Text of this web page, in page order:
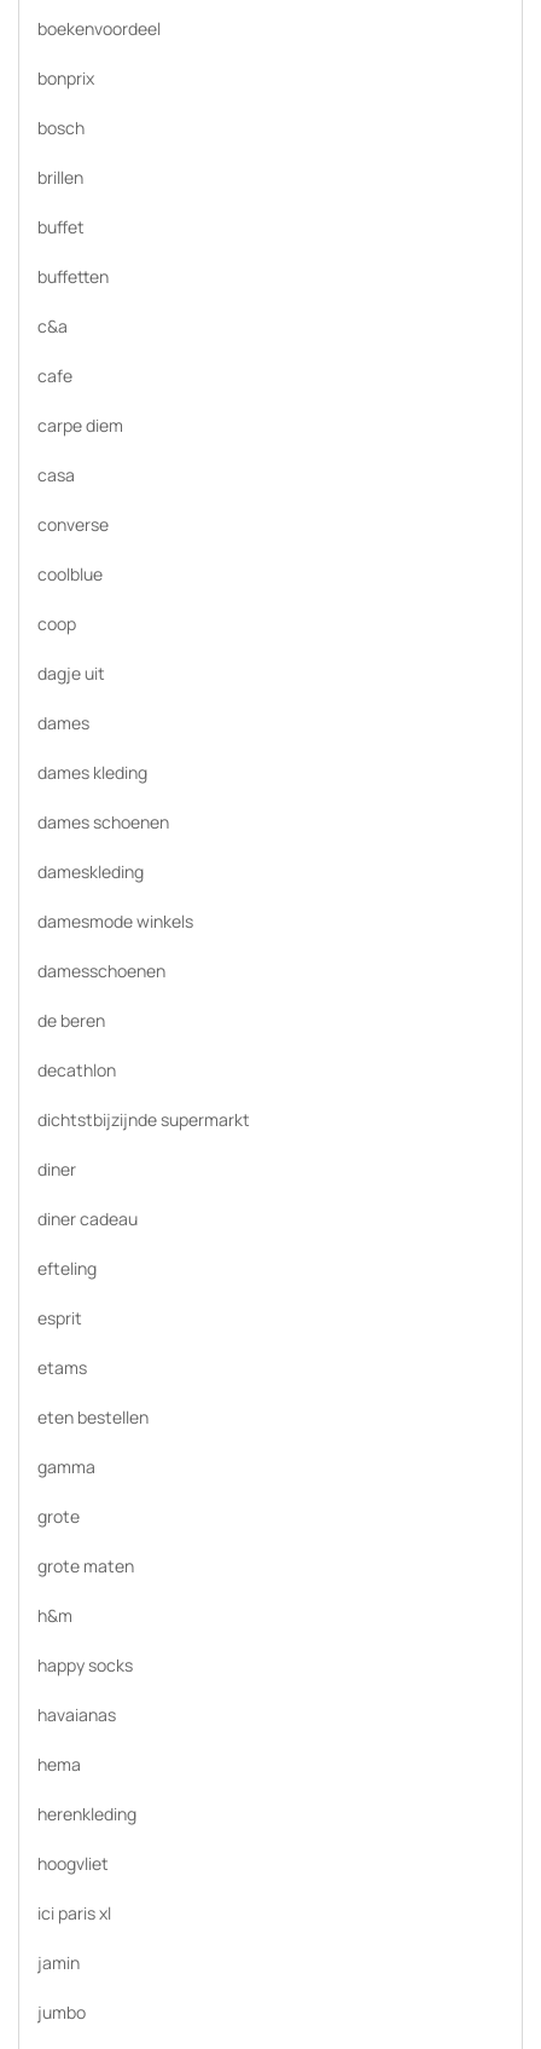
boekenvoordeel
bonprix
bosch
brillen
buffet
buffetten
c&a
cafe
carpe diem
casa
converse
coolblue
coop
dagje uit
dames
dames kleding
dames schoenen
dameskleding
damesmode winkels
damesschoenen
de beren
decathlon
dichtstbijzijnde supermarkt
diner
diner cadeau
efteling
esprit
etams
eten bestellen
gamma
grote
grote maten
h&m
happy socks
havaianas
hema
herenkleding
hoogvliet
ici paris xl
jamin
jumbo